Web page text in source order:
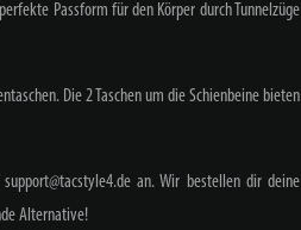
Passform für den Körper durch Tunnelzüge
Die 2 Taschen um die Schienbeine bieten
an. Wir bestellen dir deine
Alternative!